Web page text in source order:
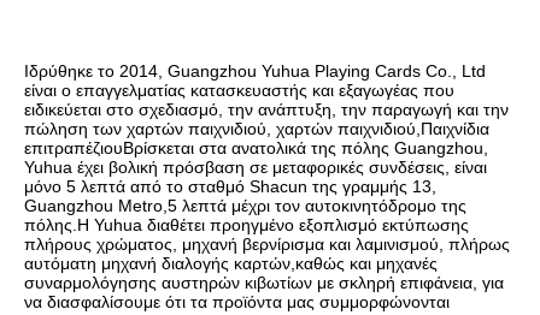
Ιδρύθηκε το 2014, Guangzhou Yuhua Playing Cards Co., Ltd
είναι ο επαγγελματίας κατασκευαστής και εξαγωγέας που
ειδικεύεται στο σχεδιασμό, την ανάπτυξη, την παραγωγή και την
πώληση των χαρτών παιχνιδιού, χαρτών παιχνιδιού,Παιχνίδια
επιτραπέζιουΒρίσκεται στα ανατολικά της πόλης Guangzhou,
Yuhua έχει βολική πρόσβαση σε μεταφορικές συνδέσεις, είναι
μόνο 5 λεπτά από το σταθμό Shacun της γραμμής 13,
Guangzhou Metro,5 λεπτά μέχρι τον αυτοκινητόδρομο της
πόλης.Η Yuhua διαθέτει προηγμένο εξοπλισμό εκτύπωσης
πλήρους χρώματος, μηχανή βερνίρισμα και λαμινισμού, πλήρως
αυτόματη μηχανή διαλογής καρτών,καθώς και μηχανές
συναρμολόγησης αυστηρών κιβωτίων με σκληρή επιφάνεια, για
να διασφαλίσουμε ότι τα προϊόντα μας συμμορφώνονται